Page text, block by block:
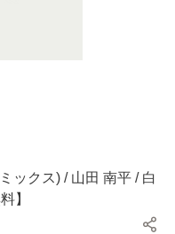
ックス) / 山田 南平 / 白
】